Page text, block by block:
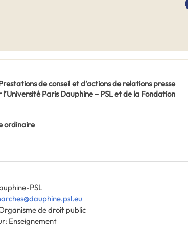
de conseil et d’actions de relations presse
Paris Dauphine – PSL et de la Fondation
ordinaire
PSL
de droit public
: Enseignement